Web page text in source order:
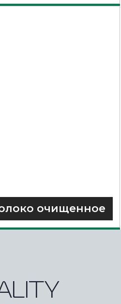
очищенное